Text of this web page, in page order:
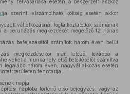
felvásárlása esetén a beszerzett eszköz
ja szerinti elszámolható költség esetén akkor
vállalkozásnál foglalkoztatottak számának
a beruházás megkezdését megelőző 12 hónap
befejezésétől számított három éven belül
megkezdésekor már létező, továbbá a
a munkahely első betöltésétől számítva
legalább három éven, nagyvállalkozás esetén
területen fenntartja.
napja
naplóba történő első bejegyzés, vagy az